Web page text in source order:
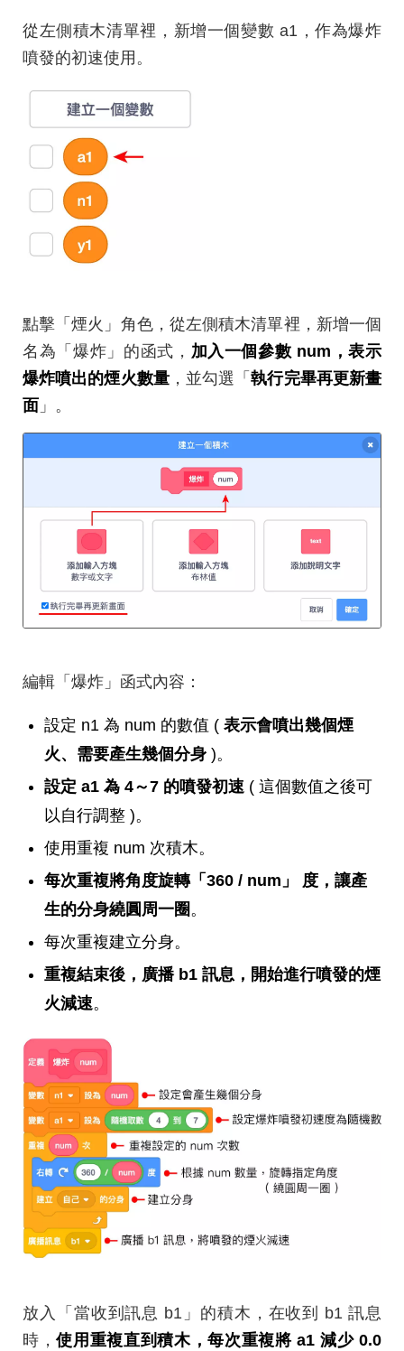
從左側積木清單裡，新增一個變數 a1，作為爆炸
噴發的初速使用。
點擊「煙火」角色，從左側積木清單裡，新增一個
名為「爆炸」的函式， 加入一個參數 num，表示
爆炸噴出的煙火數量，並勾選「執行完畢再更新畫
面 」。
編輯「爆炸」函式內容：
設定 n1 為 num 的數值 ( 表示會噴出幾個煙
火、需要產生幾個分身 )。
設定 a1 為 4～7 的噴發初速 ( 這個數值之後可
以自行調整 )。
使用重複 num 次積木。
每次重複將角度旋轉「360 / num」 度，讓產
生的分身繞圓周一圈。
每次重複建立分身。
重複結束後，廣播 b1 訊息，開始進行噴發的煙
火減速。
放入「當收到訊息 b1」的積木，在收到 b1 訊息
時，使用重複直到積木，每次重複將 a1 減少 0.0